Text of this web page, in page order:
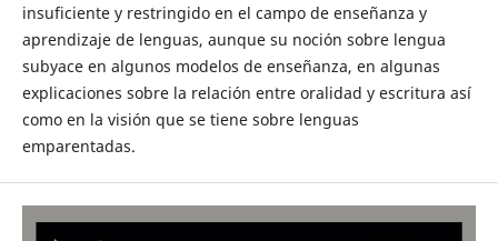
insuficiente y restringido en el campo de enseñanza y
aprendizaje de lenguas, aunque su noción sobre lengua
subyace en algunos modelos de enseñanza, en algunas
explicaciones sobre la relación entre oralidad y escritura así
como en la visión que se tiene sobre lenguas
emparentadas.